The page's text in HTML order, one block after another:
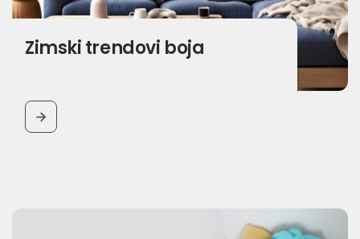
Zimski trendovi boja
BUTTON